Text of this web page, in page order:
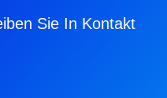
Sie In Kontakt